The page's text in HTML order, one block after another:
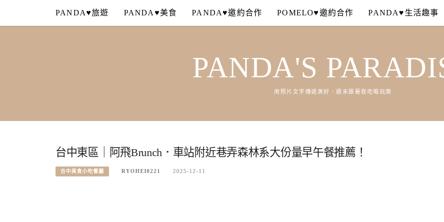
content
PANDA♥旅遊 PANDA♥美食 PANDA♥邀約合作 POMELO♥邀約合作 PANDA♥生活趣事
PANDA'S
用照片文字傳遞美好．週末跟著我吃喝玩樂
台中東區｜阿飛Brunch．車站附近巷弄森林系大份量早午餐推薦！
台中美食小吃餐廳 RYOHEI0221 2025-12-11